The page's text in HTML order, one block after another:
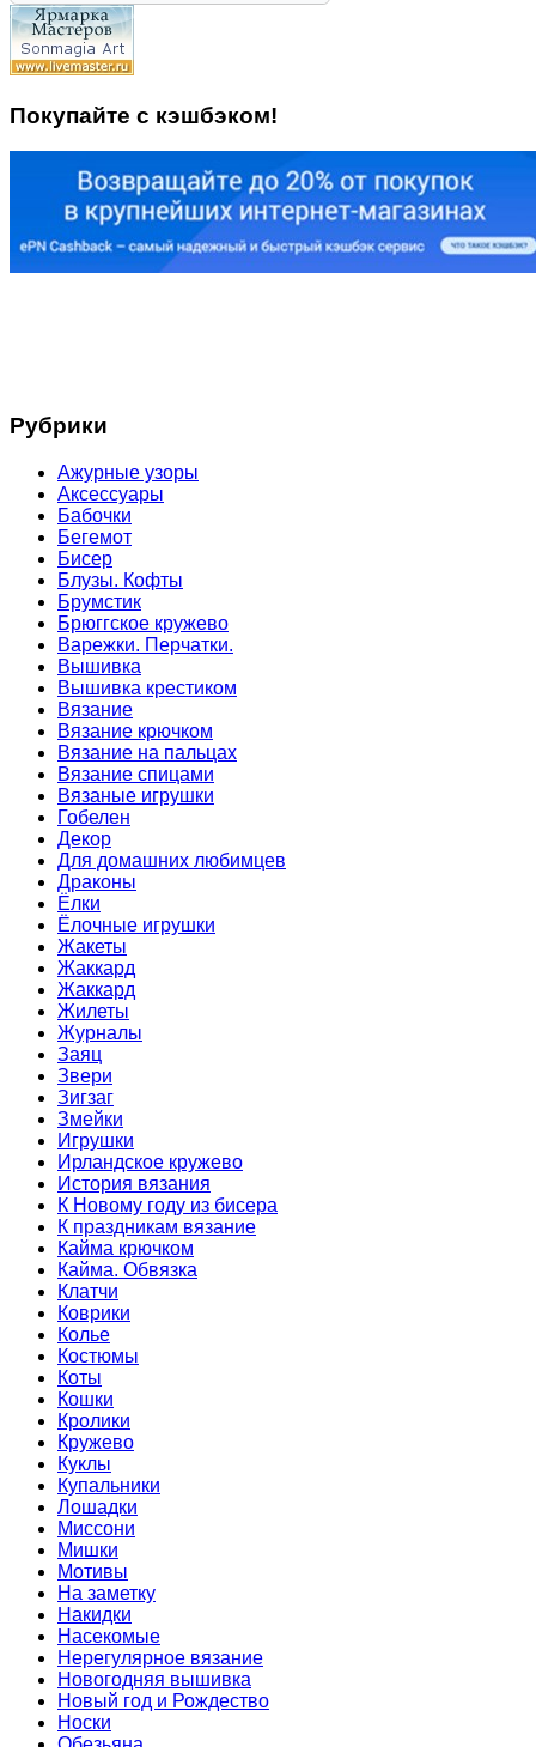
Покупайте с кэшбэком!
Рубрики
Ажурные узоры
Аксессуары
Бабочки
Бегемот
Бисер
Блузы. Кофты
Брумстик
Брюггское кружево
Варежки. Перчатки.
Вышивка
Вышивка крестиком
Вязание
Вязание крючком
Вязание на пальцах
Вязание спицами
Вязаные игрушки
Гобелен
Декор
Для домашних любимцев
Драконы
Ёлки
Ёлочные игрушки
Жакеты
Жаккард
Жаккард
Жилеты
Журналы
Заяц
Звери
Зигзаг
Змейки
Игрушки
Ирландское кружево
История вязания
К Новому году из бисера
К праздникам вязание
Кайма крючком
Кайма. Обвязка
Клатчи
Коврики
Колье
Костюмы
Коты
Кошки
Кролики
Кружево
Куклы
Купальники
Лошадки
Миссони
Мишки
Мотивы
На заметку
Накидки
Насекомые
Нерегулярное вязание
Новогодняя вышивка
Новый год и Рождество
Носки